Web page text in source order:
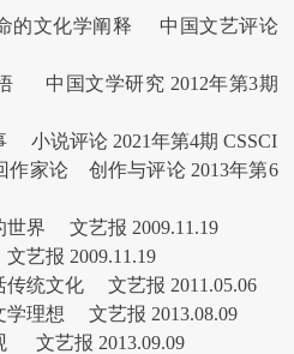
的文化学阐释 中国文艺评论
中国文学研究 2012年第3期
小说评论 2021年第4期 CSSCI
作家论 创作与评论 2013年第6
世界 文艺报 2009.11.19
艺报 2009.11.19
传统文化 文艺报 2011.05.06
学理想 文艺报 2013.08.09
文艺报 2013.09.09